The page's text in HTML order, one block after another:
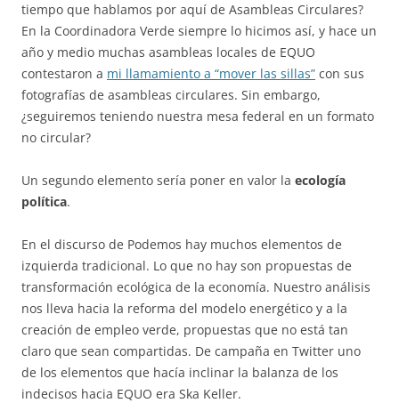
tiempo que hablamos por aquí de Asambleas Circulares?
En la Coordinadora Verde siempre lo hicimos así, y hace un
año y medio muchas asambleas locales de EQUO
contestaron a mi llamamiento a “mover las sillas” con sus
fotografías de asambleas circulares. Sin embargo,
¿seguiremos teniendo nuestra mesa federal en un formato
no circular?
Un segundo elemento sería poner en valor la ecología
política.
En el discurso de Podemos hay muchos elementos de
izquierda tradicional. Lo que no hay son propuestas de
transformación ecológica de la economía. Nuestro análisis
nos lleva hacia la reforma del modelo energético y a la
creación de empleo verde, propuestas que no está tan
claro que sean compartidas. De campaña en Twitter uno
de los elementos que hacía inclinar la balanza de los
indecisos hacia EQUO era Ska Keller.